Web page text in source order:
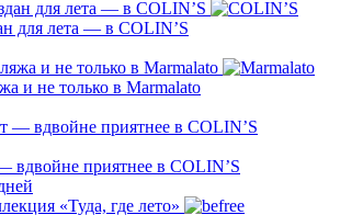
для лета — в COLIN’S
и не только в Marmalato
приятнее в COLIN’S